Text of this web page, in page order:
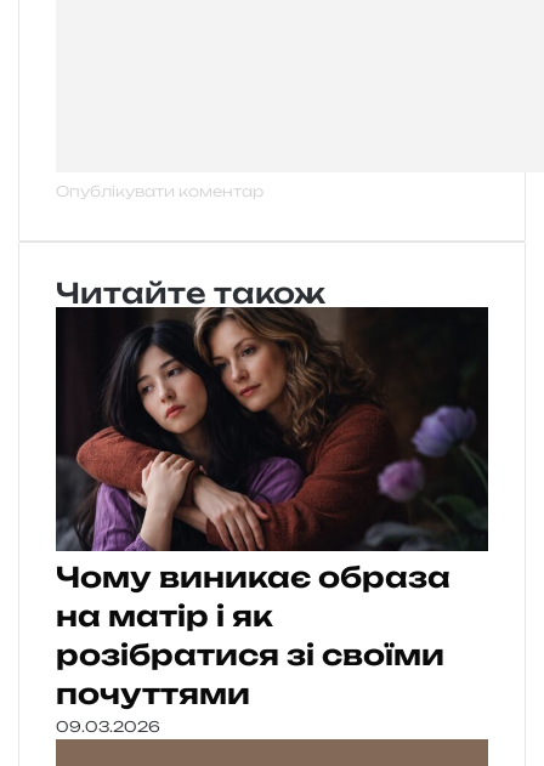
Читайте також
Чому виникає образа
на матір і як
розібратися зі своїми
почуттями
09.03.2026